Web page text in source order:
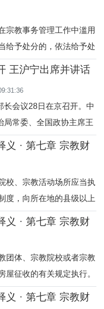
书。擅自举行大型宗教活
门责令停止
宗教事务管理工作中滥用
给予处分的，依法给予处
任。释义本条是关于国家
工作人员在宗教事务管理
定处理其无
王沪宁出席并讲话
长会议28日在京召开。中
局常委、全国政协主席王
讲话。他表示，要以习近
到“两个维护”，全面贯彻
十届四中全会精神，更加
贯彻落实党中央关于统战
义 · 第七章 宗教财
校、宗教活动场所应当执
度，向所在地的县级以上
况、收支情况和接受、使
共享相关管理信息。宗教
当按照国家
义 · 第七章 宗教财
团体、宗教院校或者宗教
屋征收的有关规定执行。
场所可以选择货币补偿，
义 · 第七章 宗教财